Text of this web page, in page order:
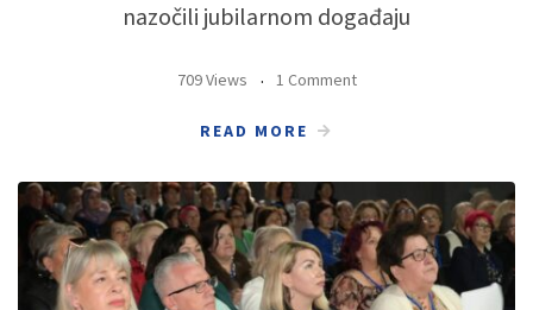
nazočili jubilarnom događaju
709 Views 1 Comment
READ MORE